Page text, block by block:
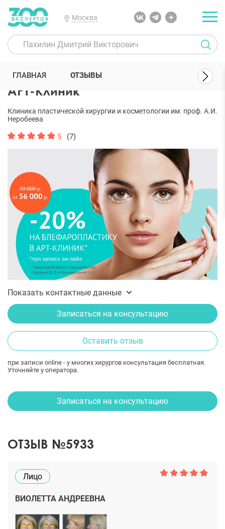
Москва
300 Экспертов Клиники
АРТ-Клиник
Клиника пластической хирургии и косметологии им. проф. А.И.
Неробеева
5 (7)
Показать контактные данные
Записаться на консультацию
Оставить отзыв
при записи online - у многих хирургов консультация бесплатная.
Уточняйте у оператора.
ГЛАВНАЯ ОТЗЫВЫ
Записаться на консультацию
ОТЗЫВ №5933
Лицо
ВИОЛЕТТА АНДРЕЕВНА